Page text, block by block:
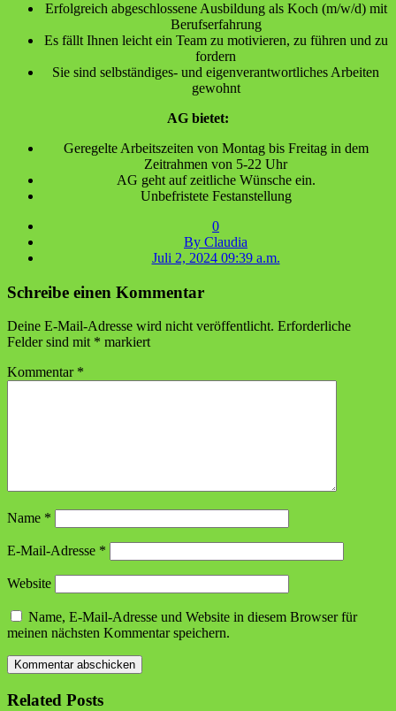
Erfolgreich abgeschlossene Ausbildung als Koch (m/w/d) mit
Berufserfahrung
Es fällt Ihnen leicht ein Team zu motivieren, zu führen und zu
fordern
Sie sind selbständiges- und eigenverantwortliches Arbeiten
gewohnt
AG bietet:
Geregelte Arbeitszeiten von Montag bis Freitag in dem
Zeitrahmen von 5-22 Uhr
AG geht auf zeitliche Wünsche ein.
Unbefristete Festanstellung
0
By Claudia
Juli 2, 2024 09:39 a.m.
Schreibe einen Kommentar
Deine E-Mail-Adresse wird nicht veröffentlicht. Erforderliche
Felder sind mit * markiert
Kommentar *
Name *
E-Mail-Adresse *
Website
Name, E-Mail-Adresse und Website in diesem Browser für
meinen nächsten Kommentar speichern.
Related Posts